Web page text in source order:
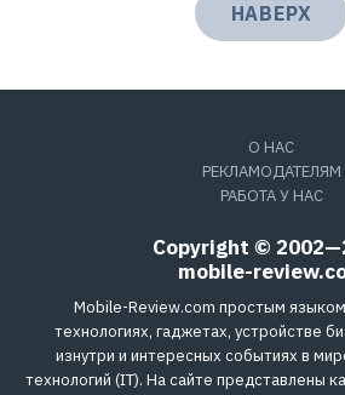
НАВЕРХ
О НАС
РЕКЛАМОДАТЕЛЯМ
РАБОТА У НАС
Copyright ©
mobile-
Mobile-Review.com простым
технологиях, гаджетах, устройстве
изнутри и интересных событиях в
технологий (IT). На сайте представлены